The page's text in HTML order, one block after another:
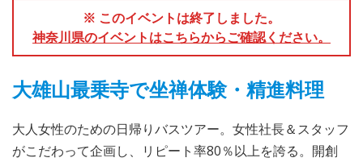
※ このイベントは終了しました。
神奈川県のイベントはこちらからご確認ください。
大雄山最乗寺で坐禅体験・精進料理
大人女性のための日帰りバスツアー。女性社長＆スタッフ
がこだわって企画し、リピート率80％以上を誇る。開創